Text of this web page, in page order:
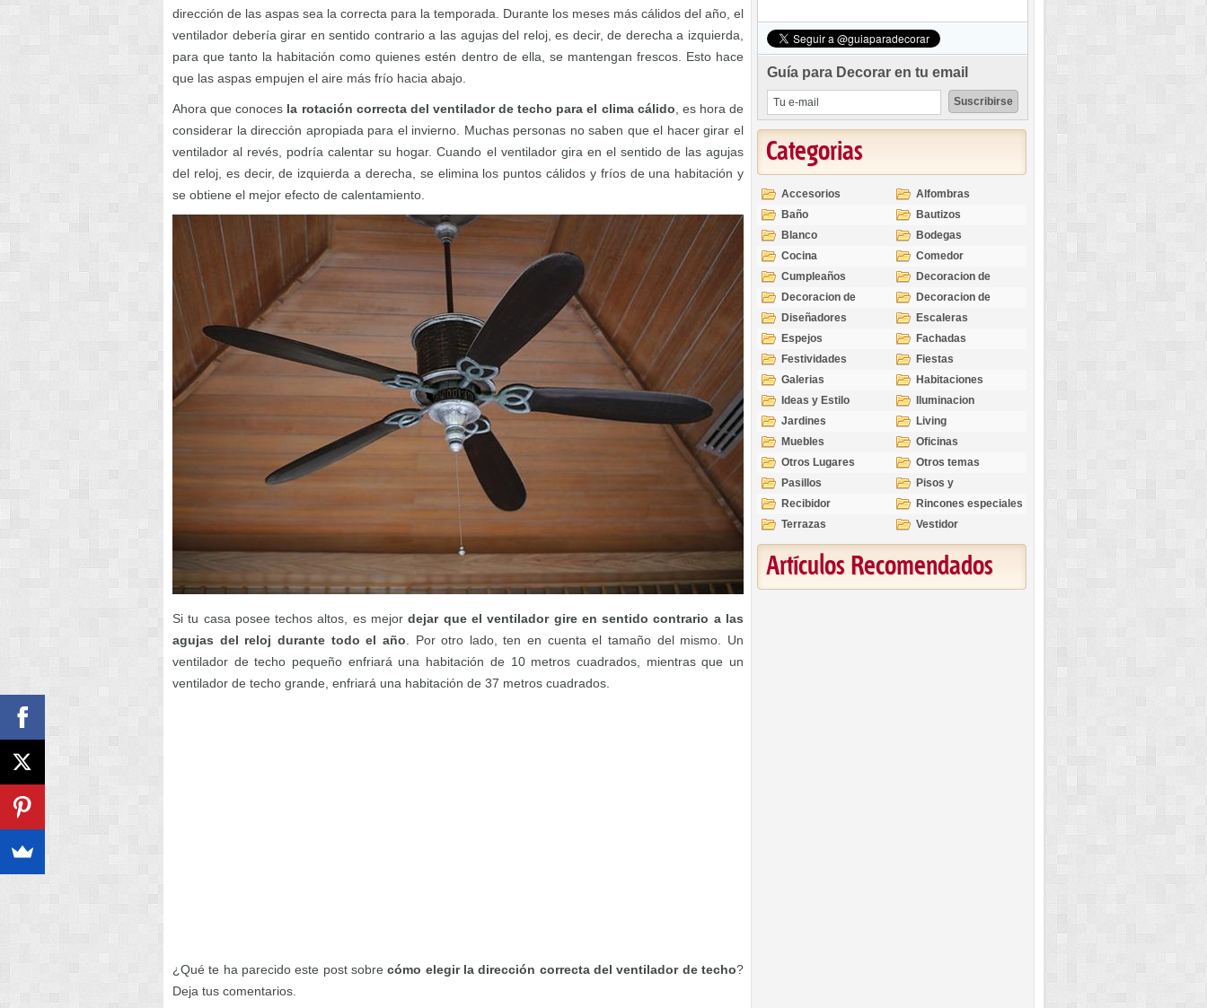
dirección de las aspas sea la correcta para la temporada. Durante los meses más cálidos del año, el
ventilador debería girar en sentido contrario a las agujas del reloj, es decir, de derecha a izquierda,
para que tanto la habitación como quienes estén dentro de ella, se mantengan frescos. Esto hace
que las aspas empujen el aire más frío hacia abajo.
Ahora que conoces la rotación correcta del ventilador de techo para el clima cálido , es hora de
considerar la dirección apropiada para el invierno. Muchas personas no saben que el hacer girar el
ventilador al revés, podría calentar su hogar. Cuando el ventilador gira en el sentido de las agujas
del reloj, es decir, de izquierda a derecha, se elimina los puntos cálidos y fríos de una habitación y
se obtiene el mejor efecto de calentamiento.
Si tu casa posee techos altos, es mejordejar que el ventilador gire en sentido contrario a las
agujas del reloj durante todo el año . Por otro lado, ten en cuenta el tamaño del mismo. Un
ventilador de techo pequeño enfriará una habitación de 10 metros cuadrados, mientras que un
ventilador de techo grande, enfriará una habitación de 37 metros cuadrados.
¿Qué te ha parecido este post sobrecómo elegir la dirección correcta del ventilador de techo?
Deja tus comentarios.
Guía para Decorar en tu email
Categorias
Accesorios
Alfombras
Baño
Bautizos
Blanco
Bodegas
Cocina
Comedor
Cumpleaños
Decoracion de
Exteriores
Decoracion de
Interiores
Decoracion de
Ocasiones
Diseñadores
Escaleras
Espejos
Fachadas
Festividades
Fiestas
Galerias
Habitaciones
Ideas y Estilo
Iluminacion
Jardines
Living
Muebles
Oficinas
Otros Lugares
Otros temas
Pasillos
Pisos y
revestimientos
Recibidor
Rincones especiales
Terrazas
Vestidor
Artículos Recomendados